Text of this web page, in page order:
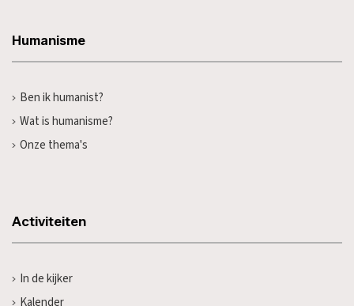
Humanisme
Ben ik humanist?
Wat is humanisme?
Onze thema's
Activiteiten
In de kijker